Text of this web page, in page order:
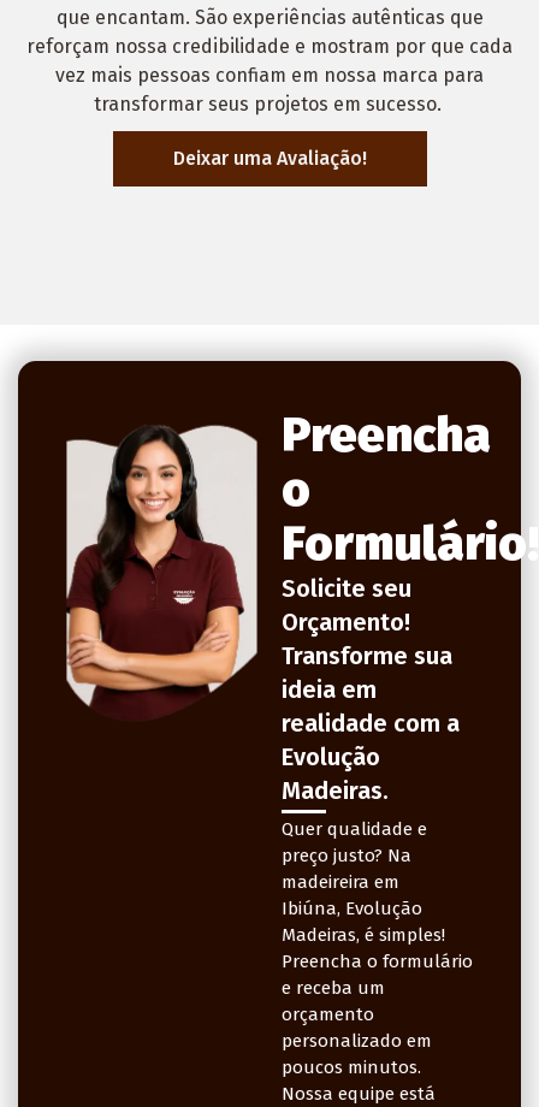
que encantam. São experiências autênticas que
reforçam nossa credibilidade e mostram por que cada
vez mais pessoas confiam em nossa marca para
transformar seus projetos em sucesso.
Deixar uma Avaliação!
Preencha
o
Formulário!
Solicite seu
Orçamento!
Transforme sua
ideia em
realidade com a
Evolução
Madeiras.
Quer qualidade e
preço justo? Na
madeireira em
Ibiúna, Evolução
Madeiras, é simples!
Preencha o formulário
e receba um
orçamento
personalizado em
poucos minutos.
Nossa equipe está